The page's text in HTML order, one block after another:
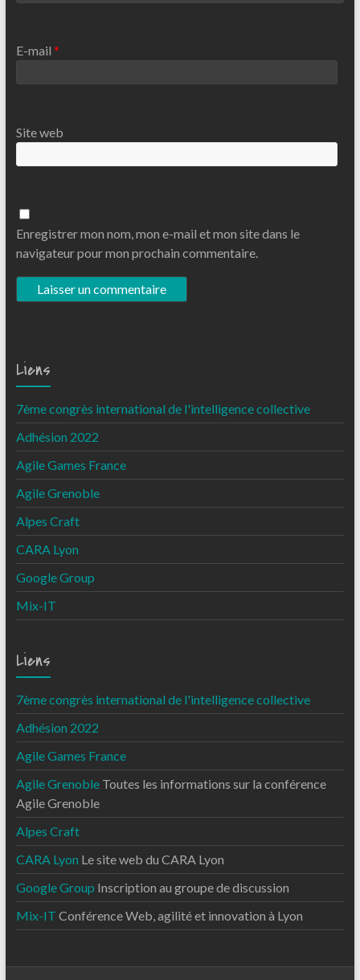
E-mail *
Site web
Enregistrer mon nom, mon e-mail et mon site dans le
navigateur pour mon prochain commentaire.
Liens
7ème congrès international de l'intelligence collective
Adhésion 2022
Agile Games France
Agile Grenoble
Alpes Craft
CARA Lyon
Google Group
Mix-IT
Liens
7ème congrès international de l'intelligence collective
Adhésion 2022
Agile Games France
Agile GrenobleToutes les informations sur la conférence
Agile Grenoble
Alpes Craft
CARA Lyon Le site web du CARA Lyon
Google Group Inscription au groupe de discussion
Mix-IT Conférence Web, agilité et innovation à Lyon